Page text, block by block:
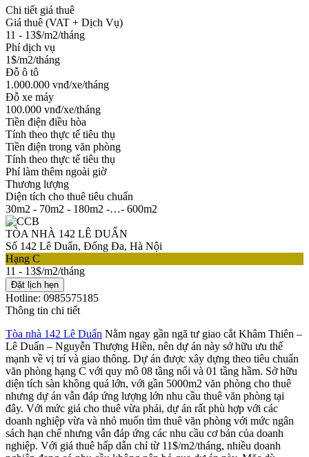
Chi tiết giá thuê
Giá thuê (VAT + Dịch Vụ)
11 - 13$/m2/tháng
Phí dịch vụ
1$/m2/tháng
Đỗ ô tô
1.000.000 vnđ/xe/tháng
Đỗ xe máy
100.000 vnđ/xe/tháng
Tiền điện điều hòa
Tính theo thực tế tiêu thụ
Tiền điện trong văn phòng
Tính theo thực tế tiêu thụ
Phí làm thêm ngoài giờ
Thương lượng
Diện tích cho thuê tiêu chuẩn
30m2 - 70m2 - 180m2 -…- 600m2
TÒA NHÀ 142 LÊ DUẨN
Số 142 Lê Duẩn, Đống Đa, Hà Nội
Hạng C
11 - 13$/m2/tháng
Đặt lịch hẹn
Hotline: 0985575185
Thông tin chi tiết
Tòa nhà 142 Lê Duẩn Nằm ngay gần ngã tư giao cắt Khâm Thiên –
Lê Duẩn – Nguyễn Thượng Hiền, nên dự án này sở hữu ưu thế
mạnh về vị trí và giao thông. Dự án được xây dựng theo tiêu chuẩn
văn phòng hạng C với quy mô 08 tầng nổi và 01 tầng hầm. Sở hữu
diện tích sàn không quá lớn, với gần 5000m2 văn phòng cho thuê
nhưng dự án vẫn đáp ứng lượng lớn nhu cầu thuê văn phòng tại
đây. Với mức giá cho thuê vừa phải, dự án rất phù hợp với các
doanh nghiệp vừa và nhỏ muốn tìm thuê văn phòng với mức ngân
sách hạn chế nhưng vẫn đáp ứng các nhu cầu cơ bản của doanh
nghiệp. Với giá thuê hấp dẫn chỉ từ 11$/m2/tháng, nhiều doanh